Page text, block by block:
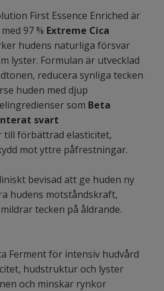
First Essence Enriched är
97 % Extreme Cica
hudens naturliga försvar
lyster. Formulan är utvecklad
reducera synliga tecken
huden med djup
som Beta
svart
till förbättrad elasticitet,
mot yttre påfrestningar.
bevisad att ge huden ny
hudens motståndskraft,
tecken på åldrande.
Ferment för intensiv hudvård
hudstruktur och lyster
och minskar rynkor